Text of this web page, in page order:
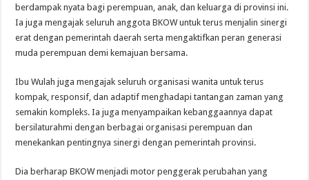
berdampak nyata bagi perempuan, anak, dan keluarga di provinsi ini.
Ia juga mengajak seluruh anggota BKOW untuk terus menjalin sinergi
erat dengan pemerintah daerah serta mengaktifkan peran generasi
muda perempuan demi kemajuan bersama.
Ibu Wulah juga mengajak seluruh organisasi wanita untuk terus
kompak, responsif, dan adaptif menghadapi tantangan zaman yang
semakin kompleks. Ia juga menyampaikan kebanggaannya dapat
bersilaturahmi dengan berbagai organisasi perempuan dan
menekankan pentingnya sinergi dengan pemerintah provinsi.
Dia berharap BKOW menjadi motor penggerak perubahan yang